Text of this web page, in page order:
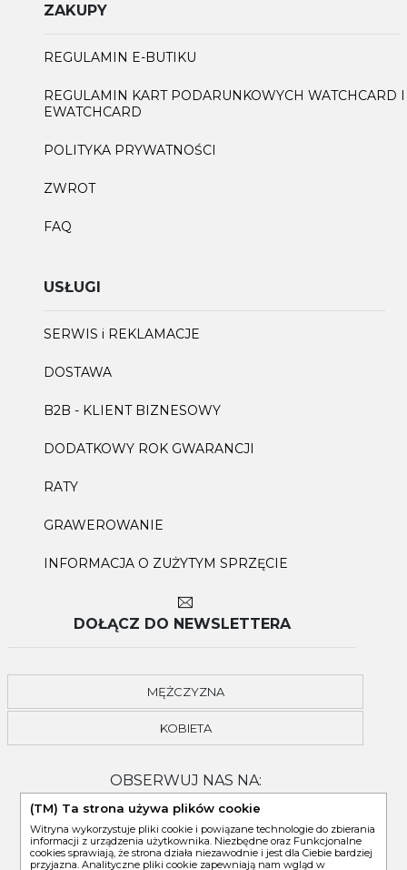
ZAKUPY
REGULAMIN E-BUTIKU
REGULAMIN KART PODARUNKOWYCH WATCHCARD I
EWATCHCARD
POLITYKA PRYWATNOŚCI
ZWROT
FAQ
USŁUGI
SERWIS i REKLAMACJE
DOSTAWA
B2B - KLIENT BIZNESOWY
DODATKOWY ROK GWARANCJI
RATY
GRAWEROWANIE
INFORMACJA O ZUŻYTYM SPRZĘCIE
DOŁĄCZ DO NEWSLETTERA
MĘŻCZYZNA
KOBIETA
OBSERWUJ NAS NA:
(TM) Ta strona używa plików cookie
Witryna wykorzystuje pliki cookie i powiązane technologie do zbierania
informacji z urządzenia użytkownika. Niezbędne oraz Funkcjonalne
cookies sprawiają, że strona działa niezawodnie i jest dla Ciebie bardziej
przyjazna. Analityczne pliki cookie zapewniają nam wgląd w